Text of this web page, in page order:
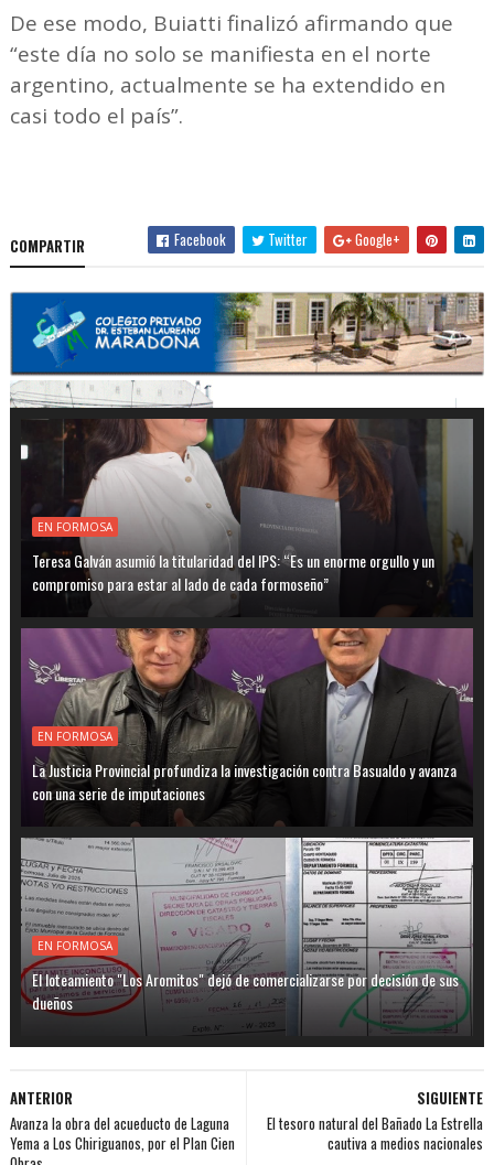
De ese modo, Buiatti finalizó afirmando que
“este día no solo se manifiesta en el norte
argentino, actualmente se ha extendido en
casi todo el país”.
COMPARTIR Facebook Twitter Google+
EN FORMOSA
Teresa Galván asumió la titularidad del IPS: “Es un enorme orgullo y un
compromiso para estar al lado de cada formoseño”
EN FORMOSA
La Justicia Provincial profundiza la investigación contra Basualdo y avanza
con una serie de imputaciones
EN FORMOSA
El loteamiento "Los Aromitos" dejó de comercializarse por decisión de sus
dueños
SIGUIENTE
El tesoro natural del Bañado La Estrella
cautiva a medios nacionales
ANTERIOR
Avanza la obra del acueducto de Laguna
Yema a Los Chiriguanos, por el Plan Cien